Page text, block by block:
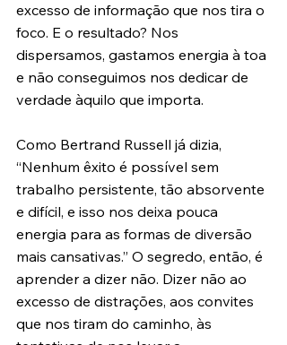
excesso de informação que nos tira o
foco. E o resultado? Nos
dispersamos, gastamos energia à toa
e não conseguimos nos dedicar de
verdade àquilo que importa.
Como Bertrand Russell já dizia,
“Nenhum êxito é possível sem
trabalho persistente, tão absorvente
e difícil, e isso nos deixa pouca
energia para as formas de diversão
mais cansativas.” O segredo, então, é
aprender a dizer não. Dizer não ao
excesso de distrações, aos convites
que nos tiram do caminho, às